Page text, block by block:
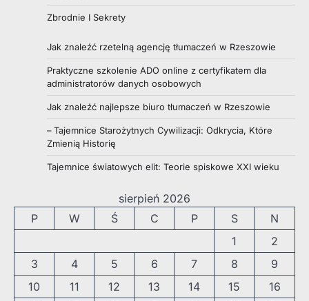
Zbrodnie I Sekrety
Jak znaleźć rzetelną agencję tłumaczeń w Rzeszowie
Praktyczne szkolenie ADO online z certyfikatem dla
administratorów danych osobowych
Jak znaleźć najlepsze biuro tłumaczeń w Rzeszowie
– Tajemnice Starożytnych Cywilizacji: Odkrycia, Które
Zmienią Historię
Tajemnice światowych elit: Teorie spiskowe XXI wieku
sierpień 2026
P
W Ś C P S
N
1
2
3
4 5 6 7 8
9
10
11 12 13 14 15
16